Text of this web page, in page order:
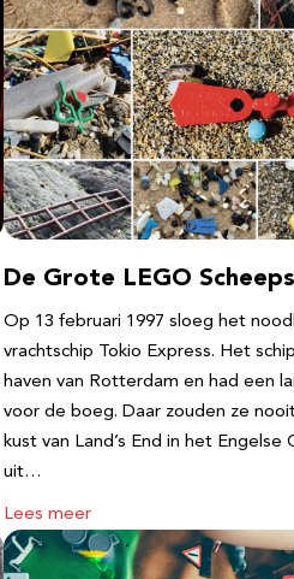
De Grote LEGO
Op 13 februari 1997 sloeg het
vrachtschip Tokio Express. Het
haven van Rotterdam en had een
voor de boeg. Daar zouden ze
kust van Land’s End in het Engelse
uit…
Lees meer